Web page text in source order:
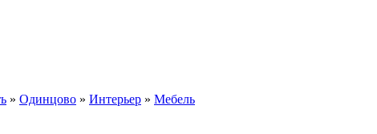
» Одинцово » Интерьер » Мебель